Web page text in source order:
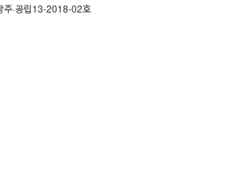
주·공립13-2018-02호